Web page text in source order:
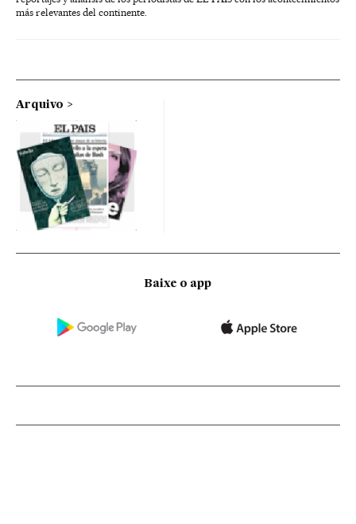
más relevantes del continente.
Arquivo
Baixe o app